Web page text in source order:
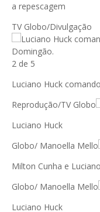
a repescagem
TV Globo/Divulgação
2 de 5
Luciano Huck
Reprodução/TV Globo
Luciano Huck
Globo/ Manoella Mello
Milton Cunha e
Globo/ Manoella Mello
Luciano Huck